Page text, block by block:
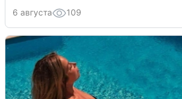
6 августа 109